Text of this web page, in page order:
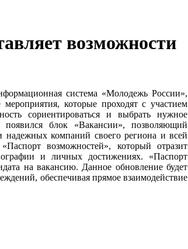
возможности
система «Молодежь России»,
которые проходят с участием
сориентироваться и выбрать нужное
блок «Вакансии», позволяющий
надежных компаний своего региона и всей
возможностей», который отразит
и личных достижениях. «Паспорт
на вакансию. Данное обновление будет
обеспечивая прямое взаимодействие